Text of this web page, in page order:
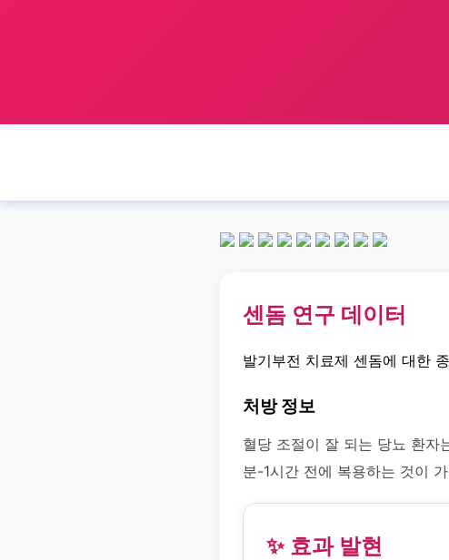
센돔 연구 데이터
발기부전 치료제 센돔에 대한
처방 정보
혈당 조절이 잘 되는 당뇨 환자
분-1시간 전에 복용하는 것이
✨ 효과 발현